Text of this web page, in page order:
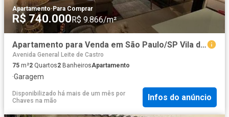
Apartamento·Para Comprar
R$ 740.000R$ 9.866/m²
Apartamento para Venda em São Paulo/SP Vila da Saúde 2 Quartos
Avenida General Leite de Castro
75 m²2 Quartos2 BanheirosApartamento
·Garagem
Disponibilizado há mais de um mês por
Chaves na mão
Infos do anúncio